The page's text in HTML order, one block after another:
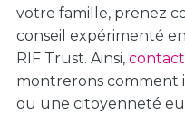
votre famille, prenez
conseil expérimenté
RIF Trust. Ainsi,
montrerons comment
ou une citoyenneté